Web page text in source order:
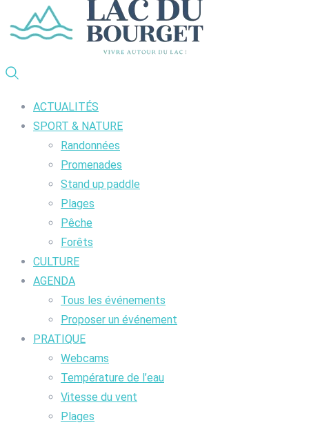
ACTUALITÉS
SPORT & NATURE
Randonnées
Promenades
Stand up paddle
Plages
Pêche
Forêts
CULTURE
AGENDA
Tous les événements
Proposer un événement
PRATIQUE
Webcams
Température de l’eau
Vitesse du vent
Plages